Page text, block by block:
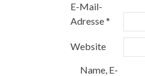
E-Mail-
Adresse*
Website
Name, E-